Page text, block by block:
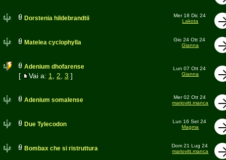
Dorstenia hildebrandtii
Mer 18 Dic 24
Lakota
Matelea cyclophylla
Gio 24 Ott 24
Gianna
Adenium dhofarense
[ Vai a: 1 2 3 ]
Lun 07 Ott 24
Gianna
Adenium somalense
Mer 02 Ott 24
mariovitt.manca
Due Tylecodon
Lun 16 Set 24
Magma
Bombax che si ristruttura
Dom 21 Lug 24
mariovitt.manca